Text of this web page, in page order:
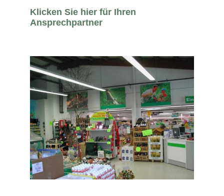
Klicken Sie hier für Ihren
Ansprechpartner